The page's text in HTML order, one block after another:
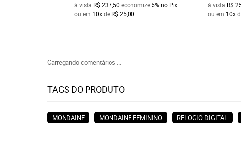
à vista R$ 237,50 economize 5%no Pix
ou em 10xde R$ 25,00
à vista R$
ou em 10x
Carregando comentários ...
TAGS DO PRODUTO
MONDAINE MONDAINE FEMININO RELOGIO DIGITAL